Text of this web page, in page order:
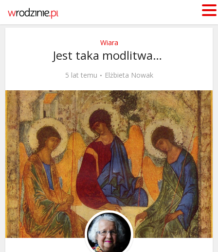
Wiara
Jest taka modlitwa…
5 lat temu Elżbieta Nowak